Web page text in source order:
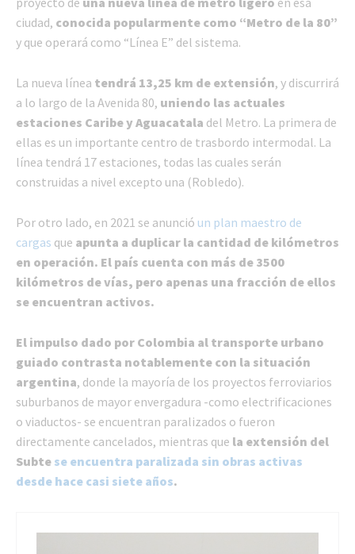
ciudad, conocida popularmente como “Metro de la 80”
y que operará como “Línea E” del sistema.
La nueva línea tendrá 13,25 km de extensión, y discurrirá
a lo largo de la Avenida 80, uniendo las actuales
estaciones Caribe y Aguacatala del Metro. La primera de
ellas es un importante centro de trasbordo intermodal. La
línea tendrá 17 estaciones, todas las cuales serán
construidas a nivel excepto una (Robledo).
Por otro lado, en 2021 se anunció un plan maestro de
cargas que apunta a duplicar la cantidad de kilómetros
en operación. El país cuenta con más de 3500
kilómetros de vías, pero apenas una fracción de ellos
se encuentran activos.
El impulso dado por Colombia al transporte urbano
guiado contrasta notablemente con la situación
argentina, donde la mayoría de los proyectos ferroviarios
suburbanos de mayor envergadura -como electrificaciones
o viaductos- se encuentran paralizados o fueron
directamente cancelados, mientras que la extensión del
Subte se encuentra paralizada sin obras activas
desde hace casi siete años.